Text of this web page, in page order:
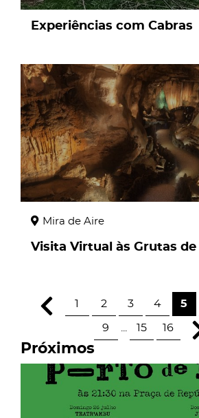
Experiências com Cabras
page
Mira de Aire
Visita Virtual às Grutas
1 2 3 4 5
9 15 16
Próximos
page